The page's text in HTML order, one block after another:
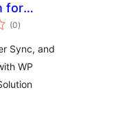
for
(0puntuacions
totals
)
Sync, and
WP